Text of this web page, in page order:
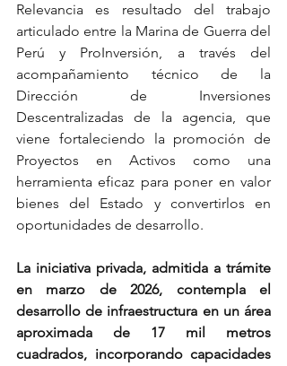
Relevancia es resultado del trabajo
articulado entre la Marina de Guerra del
Perú y ProInversión, a través del
acompañamiento técnico de la
Dirección de Inversiones
Descentralizadas de la agencia, que
viene fortaleciendo la promoción de
Proyectos en Activos como una
herramienta eficaz para poner en valor
bienes del Estado y convertirlos en
oportunidades de desarrollo.
La iniciativa privada, admitida a trámite
en marzo de 2026, contempla el
desarrollo de infraestructura en un área
aproximada de 17 mil metros
cuadrados, incorporando capacidades